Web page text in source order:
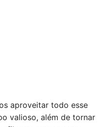
aproveitar todo esse
valioso, além de tornar